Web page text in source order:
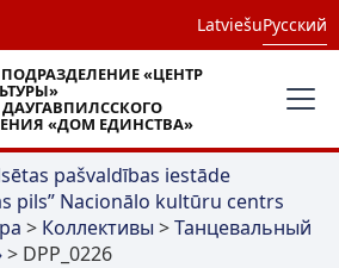
LatviešuРусский
ПОДРАЗДЕЛЕНИЕ «ЦЕНТР
«ДОМ ЕДИНСТВА»
pašvaldības iestāde
pils” Nacionālo kultūru centrs
> Коллективы >Танцевальный
> DPP_0226